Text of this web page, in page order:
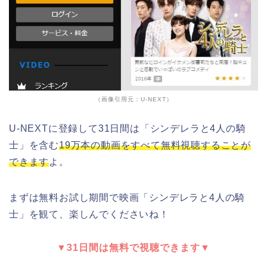
（画像引用元：U-NEXT）
U-NEXTに登録して31日間は「シンデレラと4人の騎
士」を含む19万本の動画をすべて無料視聴することが
できますよ。
まずは無料お試し期間で映画「シンデレラと4人の騎
士」を観て、楽しんでくださいね！
▼31日間は無料で視聴できます▼